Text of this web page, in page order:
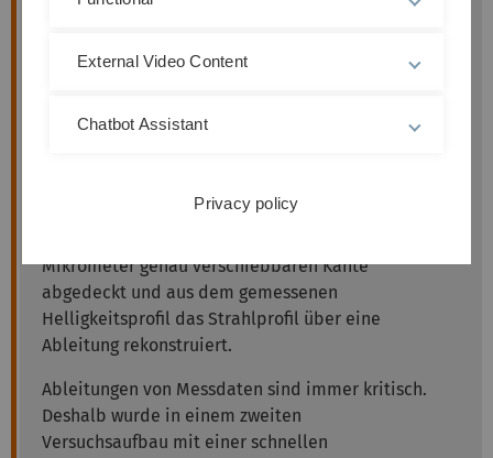
Überblick
Diagnosewerkzeug zur Beurteilung der
Optik.
Laserstrahl abzubilden, haben die beiden
Mikrometer genau verschiebbaren Kante
abgedeckt und aus dem gemessenen
Helligkeitsprofil das Strahlprofil über eine
Ableitung rekonstruiert.
Ableitungen von Messdaten sind immer kritisch.
Deshalb wurde in einem zweiten
Versuchsaufbau mit einer schnellen
External Video Content
Chatbot Assistant
Privacy policy